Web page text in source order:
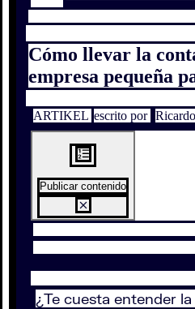
Cómo llevar la
empresa pequeña
ARTIKEL escrito por
Publicar contenido
¿Te cuesta entender